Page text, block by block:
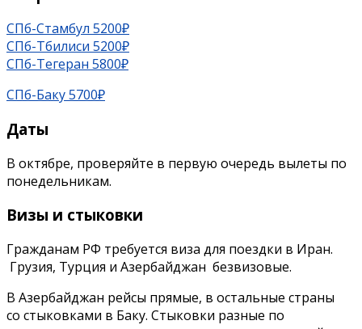
СПб-Стамбул 5200₽
СПб-Тбилиси 5200₽
СПб-Тегеран 5800₽
СПб-Баку 5700₽
Даты
В октябре, проверяйте в первую очередь вылеты по
понедельникам.
Визы и стыковки
Гражданам РФ требуется виза для поездки в Иран.
Грузия, Турция и Азербайджан безвизовые.
В Азербайджан рейсы прямые, в остальные страны
со стыковками в Баку. Стыковки разные по